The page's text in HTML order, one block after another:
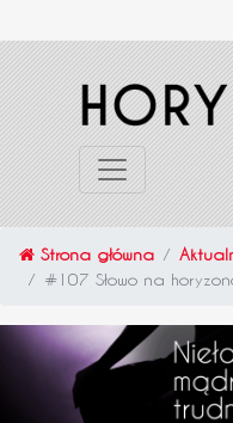
Strona główna
#107 Słowo na